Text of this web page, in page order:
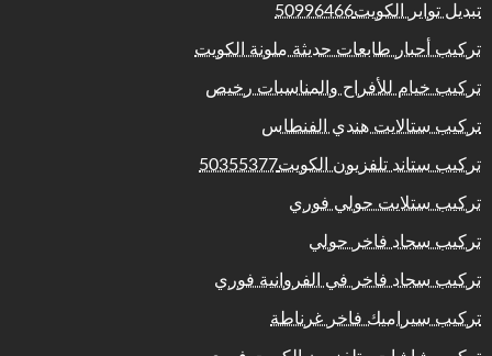
تبديل تواير الكويت50996466
تركيب أحبار طابعات حديثة ملونة الكويت
تركيب خيام للأفراح والمناسبات رخيص
تركيب ستالايت هندي الفنطاس
تركيب ستاند تلفزيون الكويت50355377
تركيب ستلايت حولي فوري
تركيب سجاد فاخر حولي
تركيب سجاد فاخر في الفروانية فوري
تركيب سيراميك فاخر غرناطة